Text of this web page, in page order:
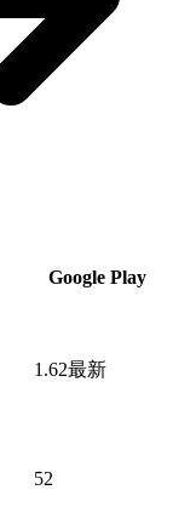
Google Play
1.62最新
52